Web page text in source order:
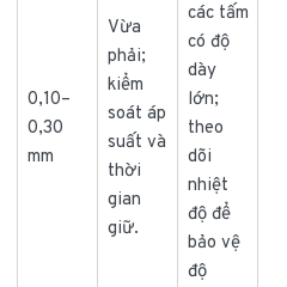
0,10–
0,30
mm
Vừa
phải;
kiểm
soát áp
suất và
thời
gian
giữ.
các tấm
có độ
dày
lớn;
theo
dõi
nhiệt
độ để
bảo vệ
độ